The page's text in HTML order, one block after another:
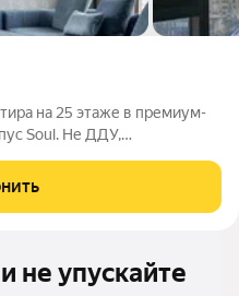
на 25 этаже в премиум-
Soul. Не ДДУ,
Все коммуникации
не упускайте